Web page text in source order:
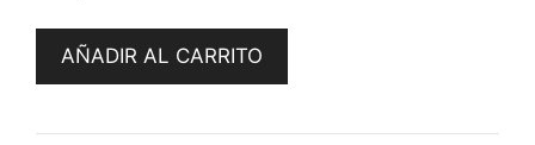
Cam
(Verde)
AÑADIR AL CARRITO